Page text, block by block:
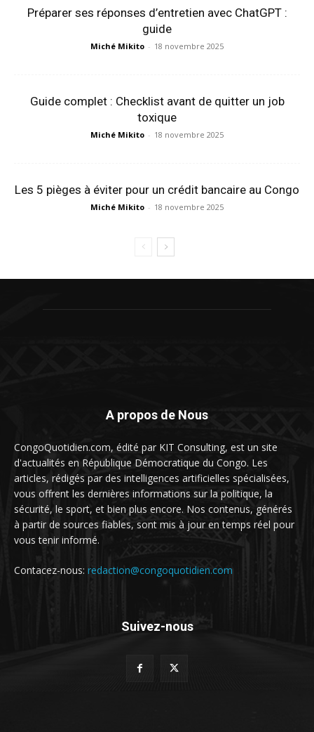
Préparer ses réponses d’entretien avec ChatGPT :
guide
Miché Mikito - 18 novembre 2025
Guide complet : Checklist avant de quitter un job
toxique
Miché Mikito - 18 novembre 2025
Les 5 pièges à éviter pour un crédit bancaire au Congo
Miché Mikito - 18 novembre 2025
A propos de Nous
CongoQuotidien.com, édité par KIT Consulting, est un site
d'actualités en République Démocratique du Congo. Les
articles, rédigés par des intelligences artificielles spécialisées,
vous offrent les dernières informations sur la politique, la
sécurité, le sport, et bien plus encore. Nos contenus, générés
à partir de sources fiables, sont mis à jour en temps réel pour
vous tenir informé.
Contacez-nous: redaction@congoquotidien.com
Suivez-nous